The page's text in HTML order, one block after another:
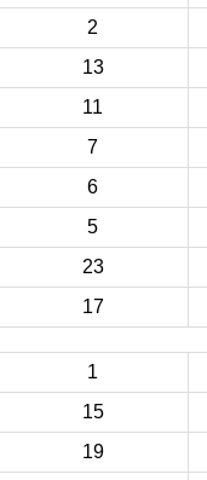
2
13
11
7
6
5
23
17
1
15
19